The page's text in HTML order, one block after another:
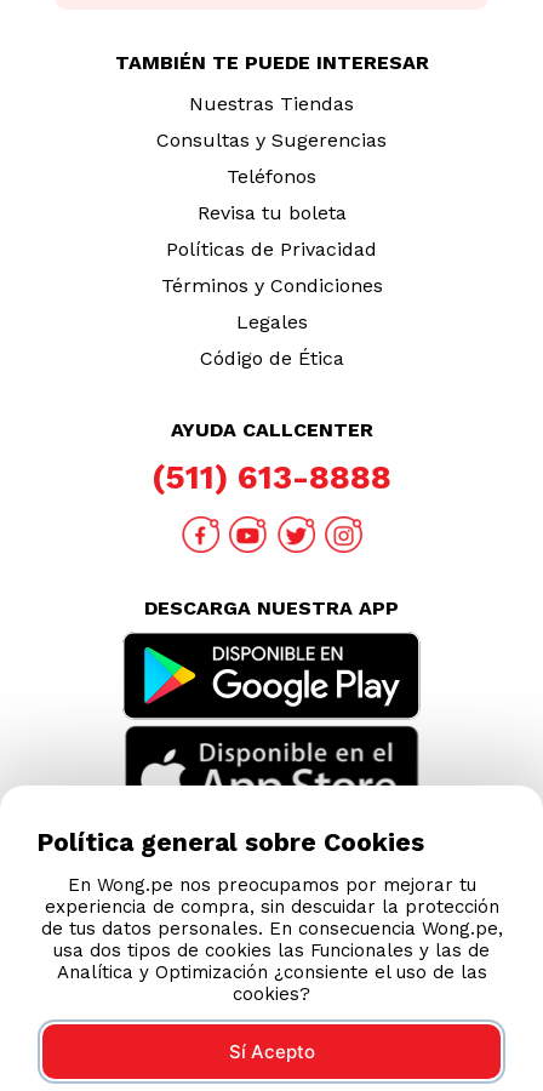
TAMBIÉN TE PUEDE INTERESAR
Nuestras Tiendas
Consultas y Sugerencias
Teléfonos
Revisa tu boleta
Políticas de Privacidad
Términos y Condiciones
Legales
Código de Ética
AYUDA CALLCENTER
(511) 613-8888
DESCARGA NUESTRA APP
Política general sobre Cookies
En Wong.pe nos preocupamos por mejorar tu
experiencia de compra, sin descuidar la protección
de tus datos personales. En consecuencia Wong.pe,
usa dos tipos de cookies las Funcionales y las de
Analítica y Optimización ¿consiente el uso de las
cookies?
Sí Acepto